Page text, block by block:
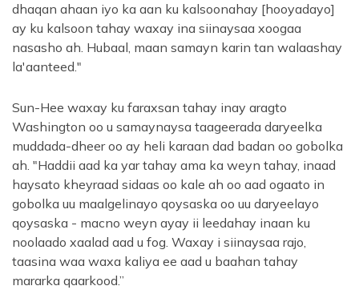
dhaqan ahaan iyo ka aan ku kalsoonahay [hooyadayo]
ay ku kalsoon tahay waxay ina siinaysaa xoogaa
nasasho ah. Hubaal, maan samayn karin tan walaashay
la'aanteed."
Sun-Hee waxay ku faraxsan tahay inay aragto
Washington oo u samaynaysa taageerada daryeelka
muddada-dheer oo ay heli karaan dad badan oo gobolka
ah. "Haddii aad ka yar tahay ama ka weyn tahay, inaad
haysato kheyraad sidaas oo kale ah oo aad ogaato in
gobolka uu maalgelinayo qoysaska oo uu daryeelayo
qoysaska - macno weyn ayay ii leedahay inaan ku
noolaado xaalad aad u fog. Waxay i siinaysaa rajo,
taasina waa waxa kaliya ee aad u baahan tahay
mararka qaarkood.”